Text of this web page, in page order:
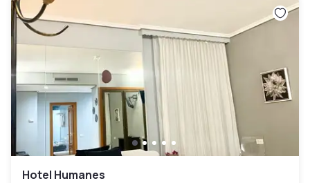
Hotel Humanes